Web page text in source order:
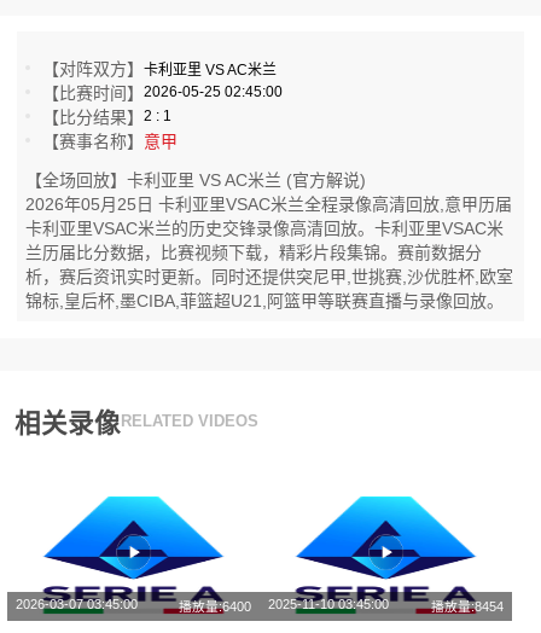
【对阵双方】卡利亚里 VS AC米兰
【比赛时间】2026-05-25 02:45:00
【比分结果】2 : 1
【赛事名称】 意甲
【全场回放】卡利亚里 VS AC米兰 (官方解说)
2026年05月25日 卡利亚里VSAC米兰全程录像高清回放,意甲历届
卡利亚里VSAC米兰的历史交锋录像高清回放。卡利亚里VSAC米
兰历届比分数据，比赛视频下载，精彩片段集锦。赛前数据分
析，赛后资讯实时更新。同时还提供突尼甲,世挑赛,沙优胜杯,欧室
锦标,皇后杯,墨CIBA,菲篮超U21,阿篮甲等联赛直播与录像回放。
相关录像 RELATED VIDEOS
2026-03-07 03:45:00 播放量:6400 2025-11-10 03:45:00 播放量:8454